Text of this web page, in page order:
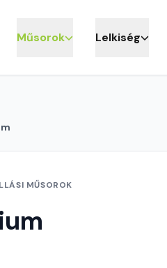
Műsorok Lelkiség
MŰSOROK